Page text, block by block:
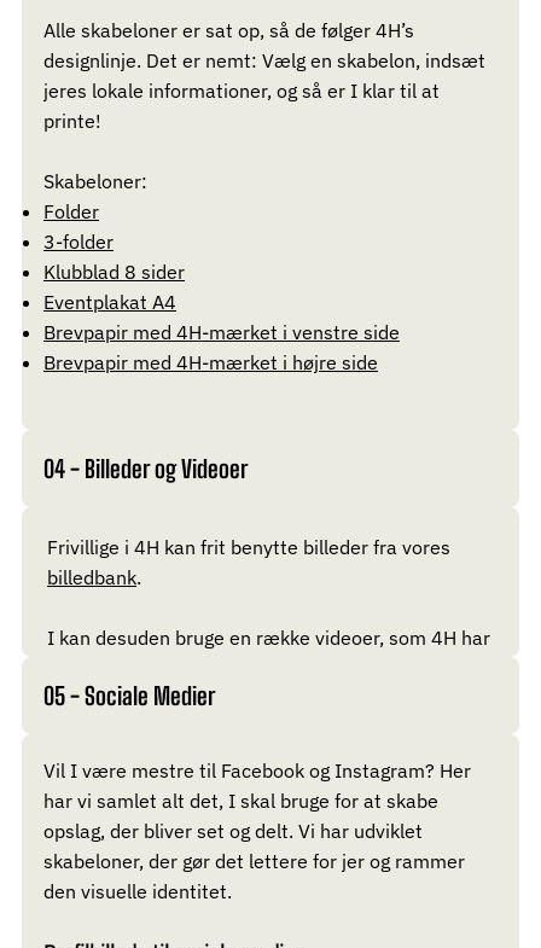
Alle skabeloner er sat op, så de følger 4H’s
designlinje. Det er nemt: Vælg en skabelon, indsæt
jeres lokale informationer, og så er I klar til at
printe!
Skabeloner:
Folder
3-folder
Klubblad 8 sider
Eventplakat A4
Brevpapir med 4H-mærket i venstre side
Brevpapir med 4H-mærket i højre side
04 - Billeder og Videoer
Frivillige i 4H kan frit benytte billeder fra vores
billedbank.
I kan desuden bruge en række videoer, som 4H har
Find alle videoer her.
05 - Sociale Medier
Vil I være mestre til Facebook og Instagram? Her
har vi samlet alt det, I skal bruge for at skabe
opslag, der bliver set og delt. Vi har udviklet
skabeloner, der gør det lettere for jer og rammer
den visuelle identitet.